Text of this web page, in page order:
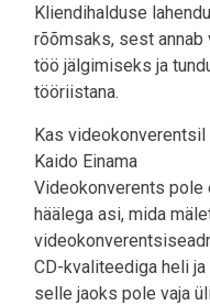
Kliendihalduse
rõõmsaks, sest
töö jälgimiseks ja
tööriistana.
Kas videokonverentsil
Kaido Einama
Videokonverents pole
häälega asi, mida
CD-kvaliteediga heli
selle jaoks pole vaja